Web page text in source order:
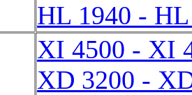
HL 1940 -
XI 4500 - XI
XD 3200 -